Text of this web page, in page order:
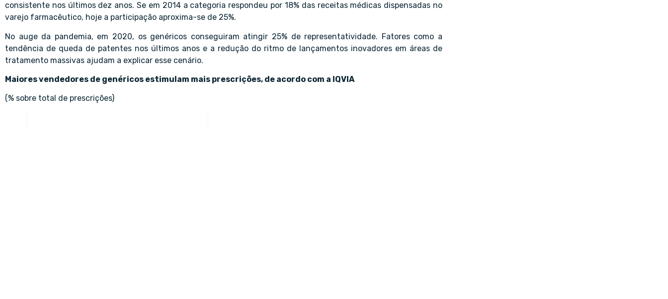
consistente nos últimos dez anos. Se em 2014 a categoria respondeu por 18% das receitas médicas dispensadas no
varejo farmacêutico, hoje a participação aproxima-se de 25%.
No auge da pandemia, em 2020, os genéricos conseguiram atingir 25% de representatividade. Fatores como a
tendência de queda de patentes nos últimos anos e a redução do ritmo de lançamentos inovadores em áreas de
tratamento massivas ajudam a explicar esse cenário.
Maiores vendedores de genéricos estimulam mais prescrições, de acordo com a IQVIA
(% sobre total de prescrições)